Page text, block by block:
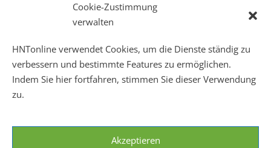
Cookie-Zustimmung
verwalten
HNTonline verwendet Cookies, um die Dienste ständig zu
verbessern und bestimmte Features zu ermöglichen.
Indem Sie hier fortfahren, stimmen Sie dieser Verwendung
zu.
Akzeptieren
Mo + Mi 16:00 – 18:00 Uhr
Mo – Fr 08:00 – 22:00 Uhr
Sa + So 10:00 – 18:00 Uhr